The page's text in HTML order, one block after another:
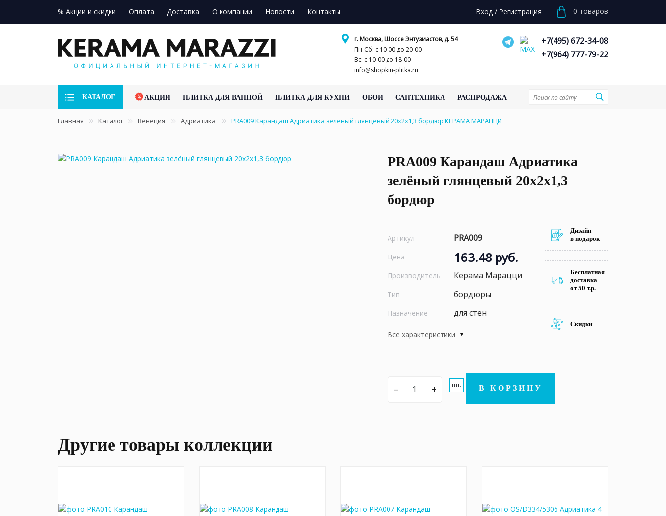
% Акции и скидки Оплата Доставка О компании Новости Контакты Вход / Регистрация 0 товаров
г. Москва, Шоссе Энтузиастов, д. 54
Пн-Сб: с 10-00 до 20-00
Вс: с 10-00 до 18-00
info@shopkm-plitka.ru
+7(495) 672-34-08
+7(964) 777-79-22
КАТАЛОГ АКЦИИ ПЛИТКА ДЛЯ ВАННОЙ ПЛИТКА ДЛЯ КУХНИ ОБОИ САНТЕХНИКА РАСПРОДАЖА
Главная Каталог Венеция Адриатика PRA009 Карандаш Адриатика зелёный глянцевый 20x2x1,3 бордюр КЕРАМА МАРАЦЦИ
PRA009 Карандаш Адриатика
зелёный глянцевый 20x2x1,3
бордюр
Артикул PRA009
Цена 163.48 руб.
Производитель Керама Марацци
Тип бордюры
Назначение для стен
Все характеристики
– + шт. В КОРЗИНУ
Дизайн
в подарок
Бесплатная
доставка
от 50 т.р.
Скидки
Другие товары коллекции